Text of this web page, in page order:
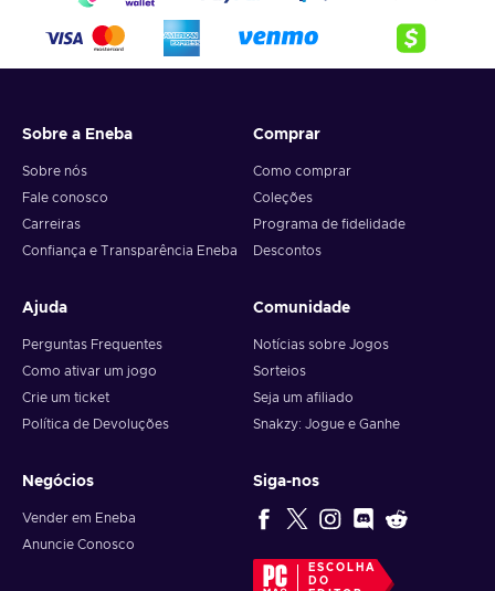
4. Pick the desired crypto between 8 of the most popular
crypto,
5. Enter your wallet address and click on redeem,
Note: You can choose one currency at a time and can only
redeem your whole voucher at once. Once you’ve done that,
you should give it up to 30 minutes for your cryptocurrency
Sobre a Eneba
Sobre nós
Fale conosco
Carreiras
Confiança e Transparência Eneba
Comprar
Como comprar
Coleções
Programa de fidelidade
Descontos
Ajuda
Perguntas Frequentes
Como ativar um jogo
Crie um ticket
Política de Devoluções
Comunidade
Notícias sobre Jogos
Sorteios
Seja um afiliado
Snakzy: Jogue e Ganhe
Negócios
Vender em Eneba
Anuncie Conosco
Siga-nos
ESCOLHA
DO